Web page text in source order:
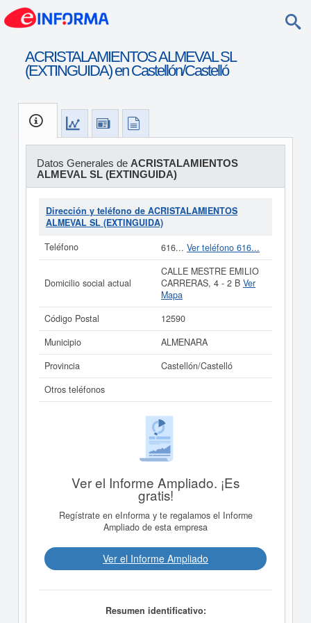
ACRISTALAMIENTOS ALMEVAL SL
(EXTINGUIDA) en Castellón/Castelló
Datos Generales de ACRISTALAMIENTOS
ALMEVAL SL (EXTINGUIDA)
Dirección y teléfono de ACRISTALAMIENTOS
ALMEVAL SL (EXTINGUIDA)
Teléfono
616... Ver teléfono 616...
Domicilio social actual
CALLE MESTRE EMILIO
CARRERAS, 4 - 2 B Ver
Mapa
Código Postal
12590
Municipio
ALMENARA
Provincia
Castellón/Castelló
Otros teléfonos
Ver el Informe Ampliado. ¡Es
gratis!
Regístrate en eInforma y te regalamos el Informe
Ampliado de esta empresa
Ver el Informe Ampliado
Resumen identificativo: